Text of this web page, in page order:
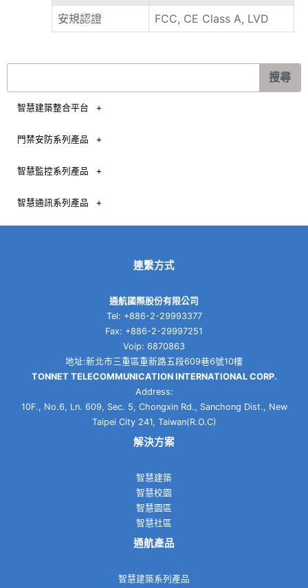
安規認證
FCC, CE Class A, LVD
搜尋
智慧建築整合平台
門禁安防系列產品
智慧監控系列產品
智慧通訊系列產品
連繫方式
通航國際股份有限公司
Tel: +886-2-29993377
Fax: +886-2-29997251
Voip: 6870863
地址:新北市三重區重新路五段609巷6號10樓
TONNET TELECOMMUNICATION INTERNATIONAL CORP.
Address:
10F., No.6, Ln. 609, Sec. 5, Chongxin Rd., Sanchong Dist., New
Taipei City 241, Taiwan(R.O.C)
解決方案
智慧建築
智慧校園
智慧園區
智慧社區
通航產品
智慧建築系列產品